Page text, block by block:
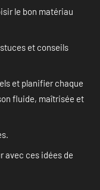
le bon matériau
et conseils
et planifier chaque
fluide, maîtrisée et
avec ces idées de